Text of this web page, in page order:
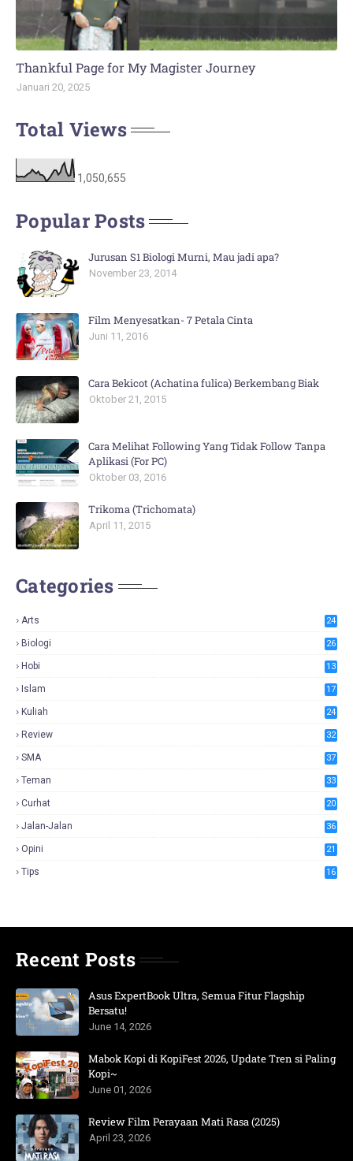
Thankful Page for My Magister Journey
Januari 20, 2025
Total Views
1,050,655
Popular Posts
Jurusan S1 Biologi Murni, Mau jadi apa?
November 23, 2014
Film Menyesatkan- 7 Petala Cinta
Juni 11, 2016
Cara Bekicot (Achatina fulica) Berkembang Biak
Oktober 21, 2015
Cara Melihat Following Yang Tidak Follow Tanpa
Aplikasi (For PC)
Oktober 03, 2016
Trikoma (Trichomata)
April 11, 2015
Categories
Arts 24
Biologi 26
Hobi 13
Islam 17
Kuliah 24
Review 32
SMA 37
Teman 33
Curhat 20
Jalan-Jalan 36
Opini 21
Tips 16
Recent Posts
Asus ExpertBook Ultra, Semua Fitur Flagship
Bersatu!
June 14, 2026
Mabok Kopi di KopiFest 2026, Update Tren si Paling
Kopi~
June 01, 2026
Review Film Perayaan Mati Rasa (2025)
April 23, 2026